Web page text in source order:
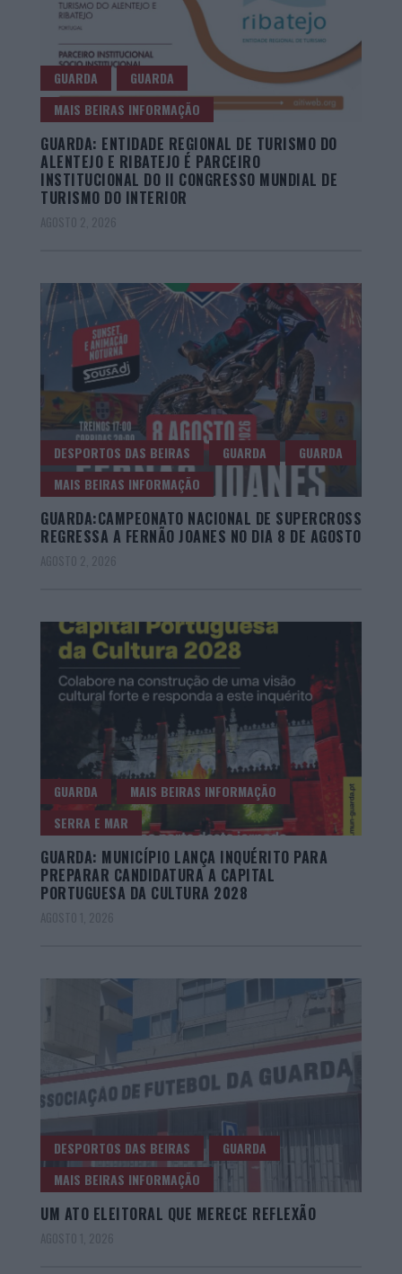
GUARDA
GUARDA
MAIS BEIRAS INFORMAÇÃO
GUARDA: ENTIDADE REGIONAL DE TURISMO DO
ALENTEJO E RIBATEJO É PARCEIRO
INSTITUCIONAL DO II CONGRESSO MUNDIAL DE
TURISMO DO INTERIOR
DESPORTOS DAS BEIRAS GUARDA
GUARDA
MAIS BEIRAS INFORMAÇÃO
GUARDA:CAMPEONATO NACIONAL DE SUPERCROSS
REGRESSA A FERNÃO JOANES NO DIA 8 DE AGOSTO
GUARDA
MAIS BEIRAS INFORMAÇÃO
SERRA E MAR
GUARDA: MUNICÍPIO LANÇA INQUÉRITO PARA
PREPARAR CANDIDATURA A CAPITAL
PORTUGUESA DA CULTURA 2028
DESPORTOS DAS BEIRAS
GUARDA
MAIS BEIRAS INFORMAÇÃO
UM ATO ELEITORAL QUE MERECE REFLEXÃO